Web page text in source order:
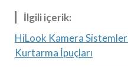
İlgili içerik:
HiLook Kamera
Kurtarma İpuçları